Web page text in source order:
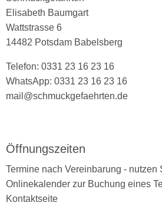
Elisabeth Baumgart
Wattstrasse 6
14482 Potsdam Babelsberg
Telefon: 0331 23 16 23 16
WhatsApp: 0331 23 16 23 16
mail@schmuckgefaehrten.de
Öffnungszeiten
Termine nach Vereinbarung - nutzen
Onlinekalender zur Buchung eines
Kontaktseite